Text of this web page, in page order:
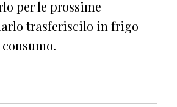
per le prossime
trasferiscilo in frigo